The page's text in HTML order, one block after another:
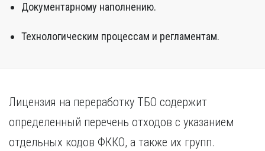
Документарному наполнению.
Технологическим процессам и регламентам.
Лицензия на переработку ТБО содержит
определенный перечень отходов с указанием
отдельных кодов ФККО, а также их групп.